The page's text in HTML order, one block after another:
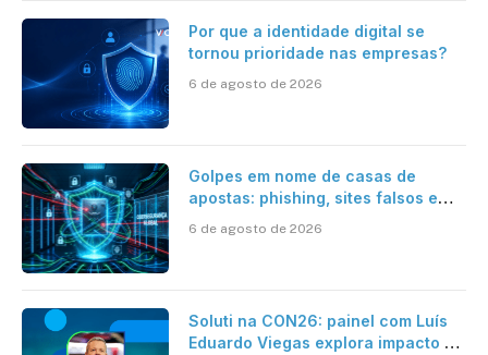
Por que a identidade digital se
tornou prioridade nas empresas?
6 de agosto de 2026
Golpes em nome de casas de
apostas: phishing, sites falsos e
6 de agosto de 2026
Soluti na CON26: painel com Luís
Eduardo Viegas explora impacto de